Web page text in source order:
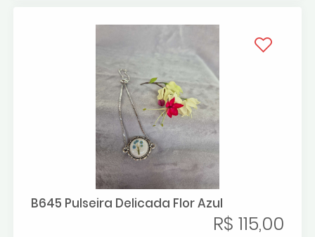
B645 Pulseira Delicada Flor Azul
R$ 115,00